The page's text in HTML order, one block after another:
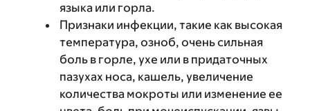
языка или горла.
Признаки инфекции, такие как высокая
температура, озноб, очень сильная
боль в горле, ухе или в придаточных
пазухах носа, кашель, увеличение
количества мокроты или изменение ее